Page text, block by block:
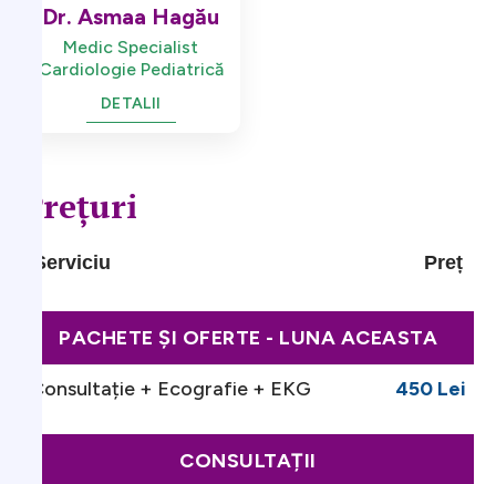
Dr. Asmaa Hagău
Medic Specialist
Cardiologie Pediatrică
DETALII
Prețuri
Serviciu Preț
PACHETE ȘI OFERTE - LUNA ACEASTA
Consultație + Ecografie + EKG 450 Lei
CONSULTAȚII